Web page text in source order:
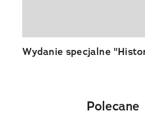
Wydanie specjalne
Polecane